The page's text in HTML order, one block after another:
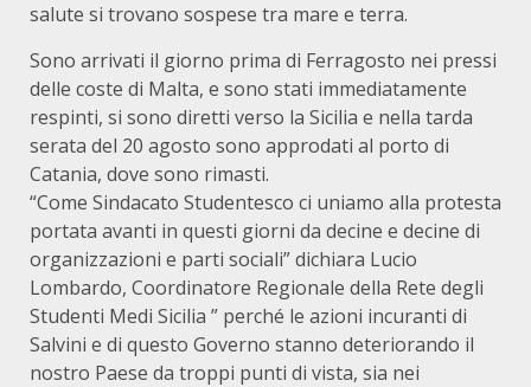
salute si trovano sospese tra mare e terra.
Sono arrivati il giorno prima di Ferragosto nei pressi
delle coste di Malta, e sono stati immediatamente
respinti, si sono diretti verso la Sicilia e nella tarda
serata del 20 agosto sono approdati al porto di
Catania, dove sono rimasti.
“Come Sindacato Studentesco ci uniamo alla protesta
portata avanti in questi giorni da decine e decine di
organizzazioni e parti sociali” dichiara Lucio
Lombardo, Coordinatore Regionale della Rete degli
Studenti Medi Sicilia ” perché le azioni incuranti di
Salvini e di questo Governo stanno deteriorando il
nostro Paese da troppi punti di vista, sia nei